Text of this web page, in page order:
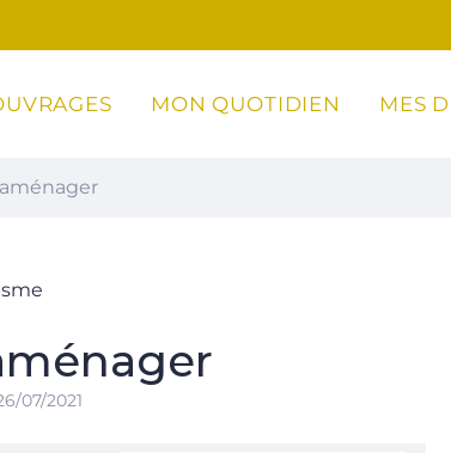
MON QUOTIDIEN MES
07/2021